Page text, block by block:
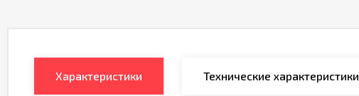
Характеристики Технические характеристики